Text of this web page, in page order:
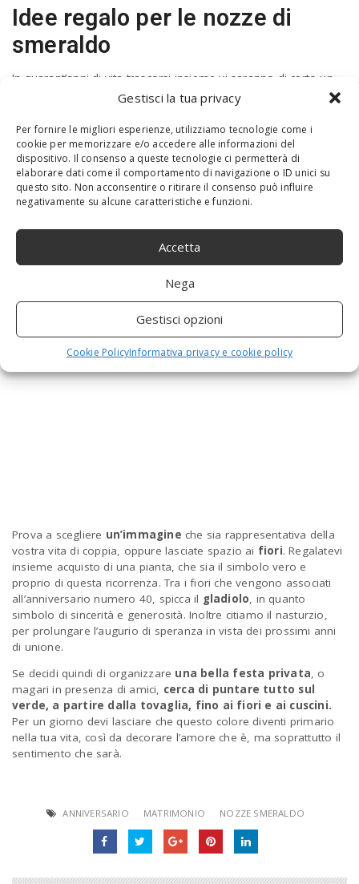
Gestisci la tua privacy
Per fornire le migliori esperienze, utilizziamo tecnologie come i
cookie per memorizzare e/o accedere alle informazioni del
dispositivo. Il consenso a queste tecnologie ci permetterà di
elaborare dati come il comportamento di navigazione o ID unici su
questo sito. Non acconsentire o ritirare il consenso può influire
negativamente su alcune caratteristiche e funzioni.
Accetta
Nega
Gestisci opzioni
Cookie PolicyInformativa privacy e cookie policy
Idee regalo per le nozze di
smeraldo
In quarant’anni di vita trascorsi insieme vi saranno di certo un
sacco di momenti da ricordare e omaggiare con un bel regalo.
non è facile trovare un regalo che
sappia sorprendere il partner, ma spesso è sufficiente
puntare su un pensiero carino e fatto con il cuore.
Prova a scegliere un’immagine che sia rappresentativa della
vostra vita di coppia, oppure lasciate spazio ai fiori. Regalatevi
insieme acquisto di una pianta, che sia il simbolo vero e
proprio di questa ricorrenza. Tra i fiori che vengono associati
all’anniversario numero 40, spicca il gladiolo , in quanto
simbolo di sincerità e generosità. Inoltre citiamo il nasturzio,
per prolungare l’augurio di speranza in vista dei prossimi anni
di unione.
Se decidi quindi di organizzare una bella festa privata, o
magari in presenza di amici, cerca di puntare tutto sul
verde, a partire dalla tovaglia, fino ai fiori e ai cuscini.
Per un giorno devi lasciare che questo colore diventi primario
nella tua vita, così da decorare l’amore che è, ma soprattutto il
sentimento che sarà.
ANNIVERSARIO MATRIMONIO NOZZE SMERALDO